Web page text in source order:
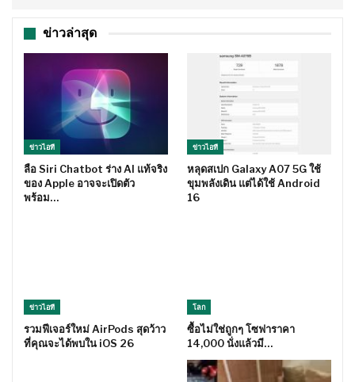
ข่าวล่าสุด
ข่าวไอที
ลือ Siri Chatbot ร่าง AI แท้จริง
ของ Apple อาจจะเปิดตัว
พร้อม…
ข่าวไอที
หลุดสเปก Galaxy A07 5G ใช้
ขุมพลังเดิน แต่ได้ใช้ Android
16
ข่าวไอที
รวมฟีเจอร์ใหม่ AirPods สุดว้าว
ที่คุณจะได้พบใน iOS 26
โลก
ซื้อไม่ใช่ถูกๆ โซฟาราคา
14,000 นั่งแล้วมี…